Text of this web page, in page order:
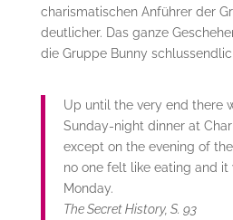
charismatischen Anführer der
deutlicher. Das ganze
die Gruppe Bunny
Up until the very end there
Sunday-night dinner at
except on the evening of
no one felt like eating and
Monday.
The Secret History, S. 93